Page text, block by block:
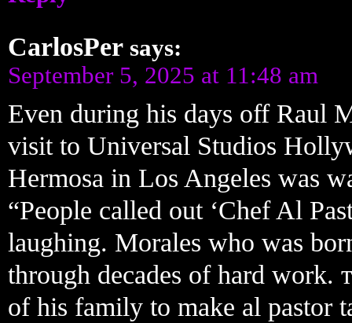
CarlosPer says:
September 5, 2025 at 11:48 am
Even during his days off Raul
visit to Universal Studios
Hermosa in Los Angeles was
“People called out ‘Chef Al
laughing. Morales who was
through decades of hard work.
of his family to make al pastor